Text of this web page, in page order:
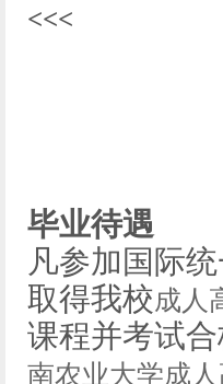
<<<
毕业待遇
凡参加国际
取得我校成人
课程并考试
南农业大学成